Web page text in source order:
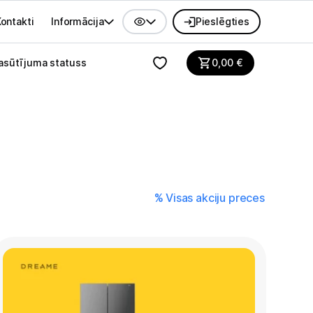
izvēlne
Informācija Pieslēgties
statuss 0,00€
% Visas akciju preces